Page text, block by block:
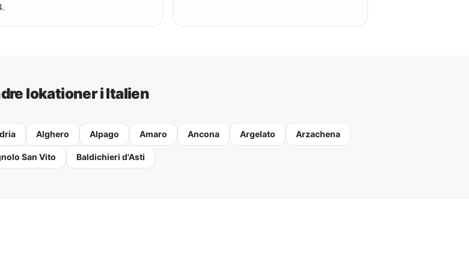
lokationer i Italien
Alghero Alpago Amaro Ancona Argelato Arzachena
San Vito Baldichieri d'Asti